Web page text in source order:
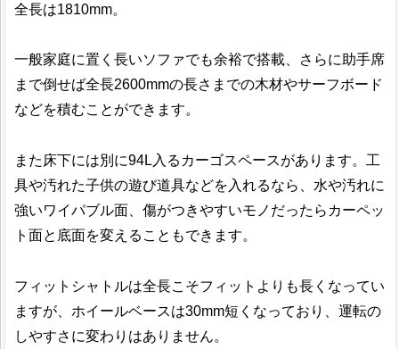
全長は1810mm。
一般家庭に置く長いソファでも余裕で搭載、さらに助手席
まで倒せば全長2600mmの長さまでの木材やサーフボード
などを積むことができます。
また床下には別に94L入るカーゴスペースがあります。工
具や汚れた子供の遊び道具などを入れるなら、水や汚れに
強いワイパブル面、傷がつきやすいモノだったらカーペッ
ト面と底面を変えることもできます。
フィットシャトルは全長こそフィットよりも長くなってい
ますが、ホイールベースは30mm短くなっており、運転の
しやすさに変わりはありません。